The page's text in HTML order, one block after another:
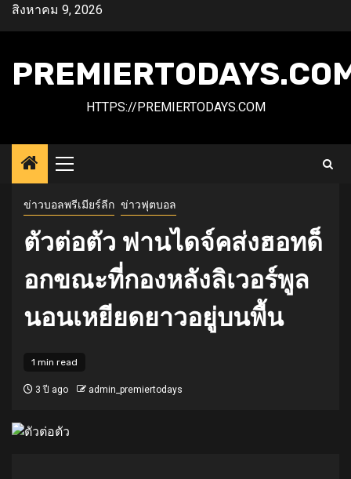
Skipสิงหาคม 9, 2026
HTTPS://PREMIERTODAYS.COM
Primary
ข่าวบอลพรีเมียร์ลีก ข่าวฟุตบอล
ตัวต่อตัว ฟานไดจ์คส่งฮอทด็
อกขณะที่กองหลังลิเวอร์พูล
นอนเหยียดยาวอยู่บนพื้น
1 min read
3 ปี ago admin_premiertodays